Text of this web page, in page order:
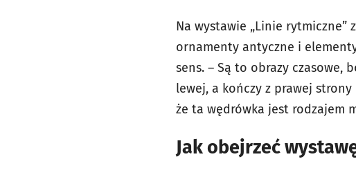
Na wystawie „Linie rytmiczne”
ornamenty antyczne i
sens. – Są to obrazy czasowe,
lewej, a kończy z prawej
że ta wędrówka jest rodzajem
Jak obejrzeć